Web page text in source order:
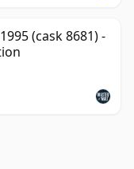
(cask 8681) -